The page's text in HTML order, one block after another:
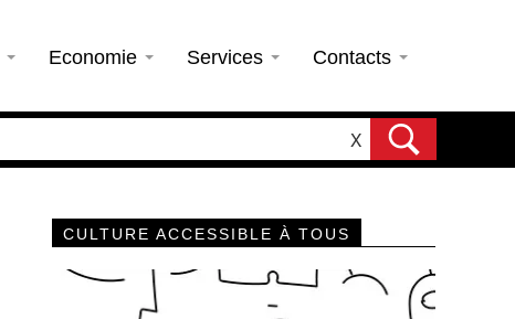
Economie Services Contacts
X
CULTURE ACCESSIBLE À TOUS